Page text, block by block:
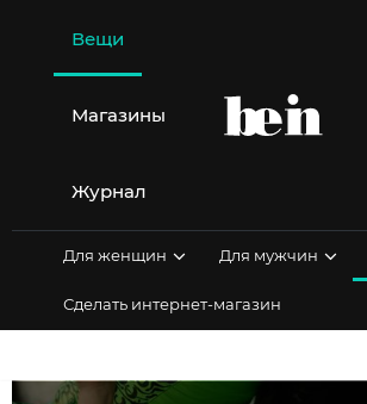
содержимому
Вещи
Магазины
Журнал
Для женщин Для мужчин
Сделать интернет-магазин